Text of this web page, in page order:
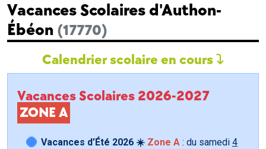
Vacances Scolaires d'Authon-
Ébéon (17770)
Calendrier scolaire en cours
Vacances Scolaires 2026-2027
ZONE A
Vacances d’Été 2026 ☀️ Zone A : du samedi 4